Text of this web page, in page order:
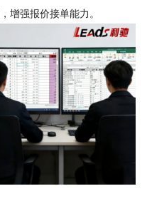
增强报价接单能力。